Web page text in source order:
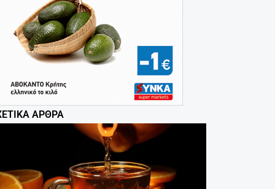
ΆΡΘΡΑ